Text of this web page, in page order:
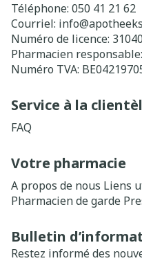
Téléphone: 050 41 21 62
Courriel: info@
Numéro de licence:
Pharmacien responsable:
Numéro TVA:
Service à la
FAQ
Votre pharmacie
A propos de nous Liens
Pharmacien de garde
Bulletin
Restez informé des